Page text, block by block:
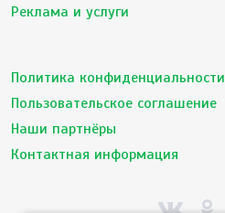
Реклама и услуги
Политика конфиденциальности
Пользовательское соглашение
Наши партнёры
Контактная информация